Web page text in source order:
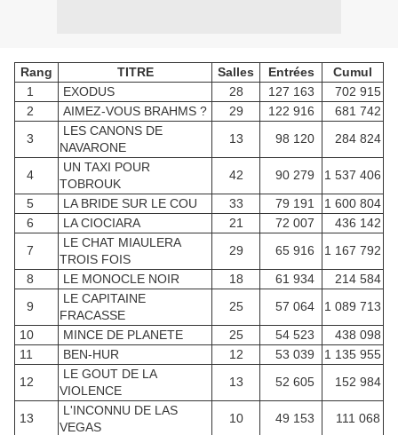
Rang TITRE Salles Entrées
Cumul
1
EXODUS 28 127 163
702 915
2
AIMEZ-VOUS BRAHMS ? 29 122 916
681 742
3
LES CANONS DE
NAVARONE
13 98 120 284 824
4
UN TAXI POUR
TOBROUK
42 90 279
1 537 406
5
LA BRIDE SUR LE COU 33 79 191
1 600 804
6
LA CIOCIARA 21 72 007
436 142
7
LE CHAT MIAULERA
TROIS FOIS
29 65 916
1 167 792
8
LE MONOCLE NOIR 18 61 934
214 584
9
LE CAPITAINE
FRACASSE
25 57 064
1 089 713
10
MINCE DE PLANETE 25 54 523
438 098
11
BEN-HUR 12 53 039
1 135 955
12
LE GOUT DE LA
VIOLENCE
13 52 605 152 984
13
L'INCONNU DE LAS
VEGAS
10 49 153
111 068